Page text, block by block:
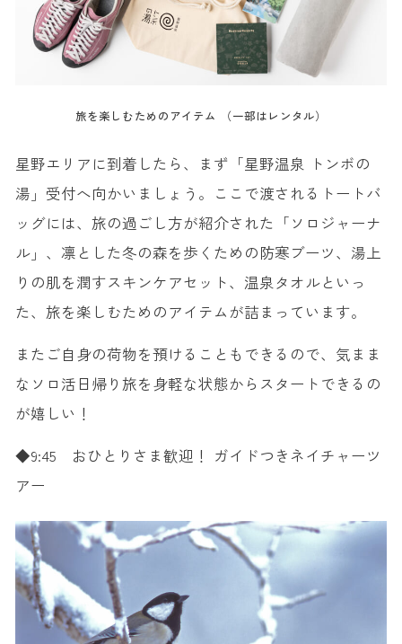
旅を楽しむためのアイテム （一部はレンタル）
星野エリアに到着したら、まず「星野温泉 トンボの
湯」受付へ向かいましょう。ここで渡されるトートバ
ッグには、旅の過ごし方が紹介された「ソロジャーナ
ル」、凛とした冬の森を歩くための防寒ブーツ、湯上
りの肌を潤すスキンケアセット、温泉タオルといっ
た、旅を楽しむためのアイテムが詰まっています。
またご自身の荷物を預けることもできるので、気まま
なソロ活日帰り旅を身軽な状態からスタートできるの
が嬉しい！
◆9:45 おひとりさま歓迎！ ガイドつきネイチャーツ
アー